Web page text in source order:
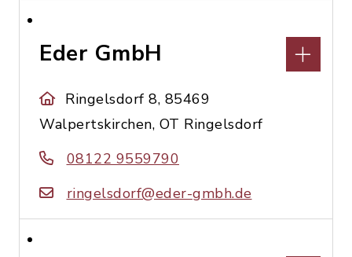
Eder GmbH
Ringelsdorf 8, 85469
Walpertskirchen, OT Ringelsdorf
08122 9559790
ringelsdorf@eder-gmbh.de